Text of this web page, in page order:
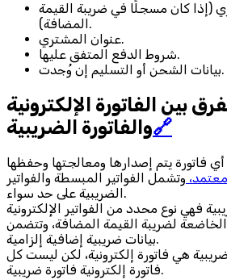
(إذا كان مسجلًا في ضريبة القيمة
المضافة).
عنوان المشتري.
شروط الدفع المتفق عليها.
بيانات الشحن أو التسليم إن وُجدت.
بين الفاتورة الإلكترونية
والفاتورة الضريبية🔗
أي فاتورة يتم إصدارها ومعالجتها وحفظها
وتشمل الفواتير المبسطة والفواتير
الضريبية على حد سواء.
فهي نوع محدد من الفواتير الإلكترونية
لضريبة القيمة المضافة، وتتضمن
بيانات ضريبية إضافية إلزامية.
هي فاتورة إلكترونية، لكن ليست كل
فاتورة إلكترونية فاتورة ضريبية.